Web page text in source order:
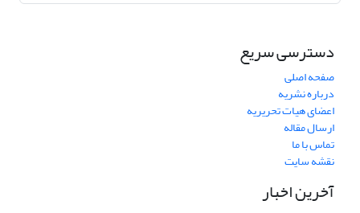
دسترسی سریع
صفحه اصلی
درباره نشریه
اعضای هیات تحریریه
ارسال مقاله
تماس با ما
نقشه سایت
آخرین اخبار